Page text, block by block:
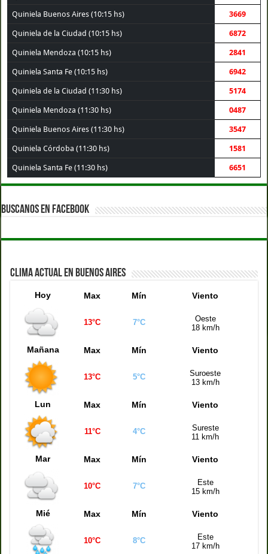
Quiniela Buenos Aires (10:15 hs) 3669
Quiniela de la Ciudad (10:15 hs) 6872
Quiniela Mendoza (10:15 hs) 2841
Quiniela Santa Fe (10:15 hs) 6942
Quiniela de la Ciudad (11:30 hs) 5174
Quiniela Mendoza (11:30 hs) 0487
Quiniela Buenos Aires (11:30 hs) 3547
Quiniela Córdoba (11:30 hs) 1581
Quiniela Santa Fe (11:30 hs) 6651
BUSCANOS EN FACEBOOK
CLIMA ACTUAL EN BUENOS AIRES
Hoy Max Mín Viento
13°C 7°C
Oeste
18 km/h
Mañana Max Mín Viento
13°C 5°C
Suroeste
13 km/h
Lun Max Mín Viento
11°C 4°C
Sureste
11 km/h
Mar Max Mín Viento
10°C 7°C
Este
15 km/h
Mié Max Mín Viento
10°C 8°C
Este
17 km/h